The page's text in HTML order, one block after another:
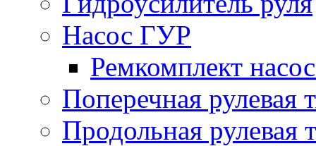
Насос ГУР
Ремкомплект
Поперечная рулевая
Продольная рулевая